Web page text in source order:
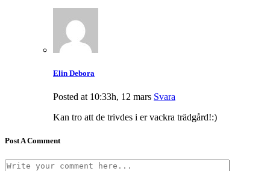
Elin Debora
Posted at 10:33h, 12 mars Svara
Kan tro att de trivdes i er vackra trädgård!:)
Post A Comment